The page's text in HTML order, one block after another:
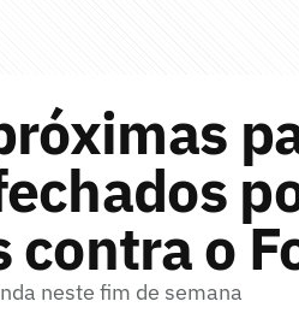
contra o
neste fim de semana